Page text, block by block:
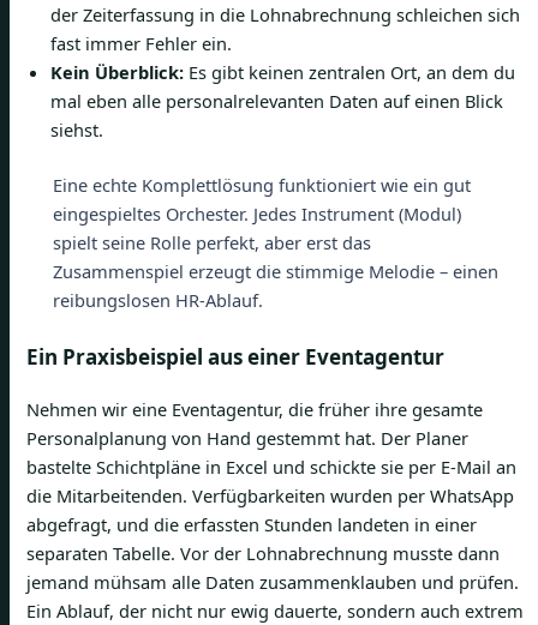
der Zeiterfassung in die Lohnabrechnung schleichen sich
fast immer Fehler ein.
Kein Überblick: Es gibt keinen zentralen Ort, an dem du
mal eben alle personalrelevanten Daten auf einen Blick
siehst.
Eine echte Komplettlösung funktioniert wie ein gut
eingespieltes Orchester. Jedes Instrument (Modul)
spielt seine Rolle perfekt, aber erst das
Zusammenspiel erzeugt die stimmige Melodie – einen
reibungslosen HR-Ablauf.
Ein Praxisbeispiel aus einer Eventagentur
Nehmen wir eine Eventagentur, die früher ihre gesamte
Personalplanung von Hand gestemmt hat. Der Planer
bastelte Schichtpläne in Excel und schickte sie per E-Mail an
die Mitarbeitenden. Verfügbarkeiten wurden per WhatsApp
abgefragt, und die erfassten Stunden landeten in einer
separaten Tabelle. Vor der Lohnabrechnung musste dann
jemand mühsam alle Daten zusammenklauben und prüfen.
Ein Ablauf, der nicht nur ewig dauerte, sondern auch extrem